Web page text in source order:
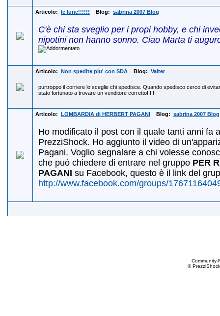
Articolo: le lune!!!!!! Blog: sabrina 2007 Blog
C'è chi sta sveglio per i propi hobby, e chi
nipotini non hanno sonno. Ciao Marta ti
Articolo: Non spedite piu' con SDA Blog: Valter
purtroppo il corriere lo sceglie chi spedisce. Quando spedisco cerco di
stato fortunato a trovare un venditore corretto!!!!!
Articolo: LOMBARDIA di HERBERT PAGANI Blog: sabrina 2007 Blog
Ho modificato il post con il quale tanti anni fa
PrezziShock. Ho aggiunto il video di
Pagani. Voglio segnalare a chi volesse
che può chiedere di entrare nel gruppo PER
PAGANI su Facebook, questo è il link del
http://www.facebook.com/groups/
©